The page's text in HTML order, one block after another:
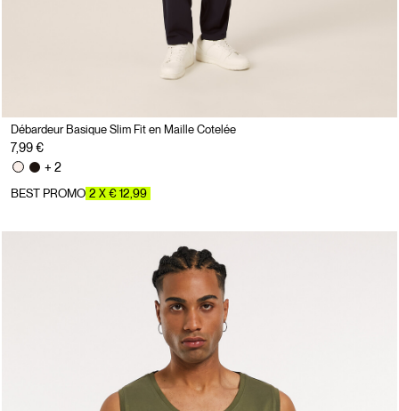
Débardeur Basique Slim Fit en Maille Cotelée
7,99 €
+ 2
BEST PROMO 2 X € 12,99